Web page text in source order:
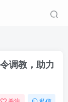
调教，助力